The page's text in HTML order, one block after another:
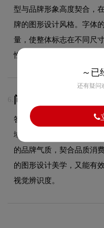
型与品牌形象高度契合，
牌的图形设计风格。字体
量，使整体标志在不同尺
性。
6. 问：REHAUlogo采
答：REHAU品牌整体使
域的品牌定位，以低饱和
的品牌气质，契合品质消
的图形设计美学，又能有
视觉辨识度。
～已
还有疑问